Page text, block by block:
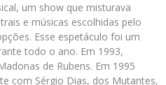
um show que misturava
e músicas escolhidas pelo
Esse espetáculo foi um
todo o ano. Em 1993,
de Rubens. Em 1995
com Sérgio Dias, dos Mutantes,